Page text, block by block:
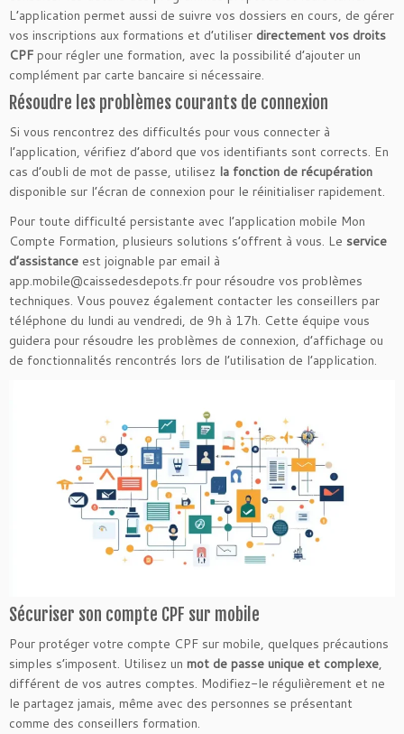
L’application permet aussi de suivre vos dossiers en cours, de gérer
vos inscriptions aux formations et d’utiliser directement vos droits
CPF pour régler une formation, avec la possibilité d’ajouter un
complément par carte bancaire si nécessaire.
Résoudre les problèmes courants de connexion
Si vous rencontrez des difficultés pour vous connecter à
l’application, vérifiez d’abord que vos identifiants sont corrects. En
cas d’oubli de mot de passe, utilisez la fonction de récupération
disponible sur l’écran de connexion pour le réinitialiser rapidement.
Pour toute difficulté persistante avec l’application mobile Mon
Compte Formation, plusieurs solutions s’offrent à vous. Le service
d’assistance est joignable par email à
app.mobile@caissedesdepots.fr pour résoudre vos problèmes
techniques. Vous pouvez également contacter les conseillers par
téléphone du lundi au vendredi, de 9h à 17h. Cette équipe vous
guidera pour résoudre les problèmes de connexion, d’affichage ou
de fonctionnalités rencontrés lors de l’utilisation de l’application.
Sécuriser son compte CPF sur mobile
Pour protéger votre compte CPF sur mobile, quelques précautions
simples s’imposent. Utilisez un mot de passe unique et complexe,
différent de vos autres comptes. Modifiez-le régulièrement et ne
le partagez jamais, même avec des personnes se présentant
comme des conseillers formation.